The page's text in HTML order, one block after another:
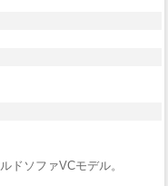
ドソファVCモデル。